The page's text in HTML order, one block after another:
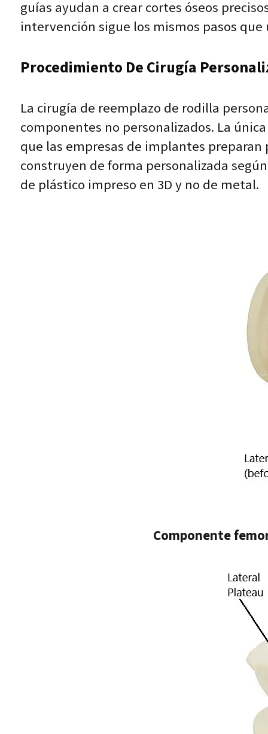
guías ayudan a crear cortes óseos
intervención sigue los mismos pasos
Procedimiento De Cirugía
La cirugía de reemplazo de rodilla
componentes no personalizados. La
que las empresas de implantes
construyen de forma personalizada
de plástico impreso en 3D y no de metal.
Componente